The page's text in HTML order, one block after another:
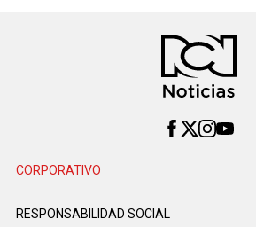
CORPORATIVO
RESPONSABILIDAD SOCIAL